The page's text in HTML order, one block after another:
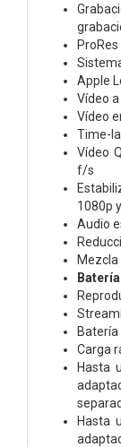
ProRes
Apple
Vídeo
Vídeo
Time-
Vídeo
f/s
1080p
Audio
Mezcla
Carga
Hasta
Hasta